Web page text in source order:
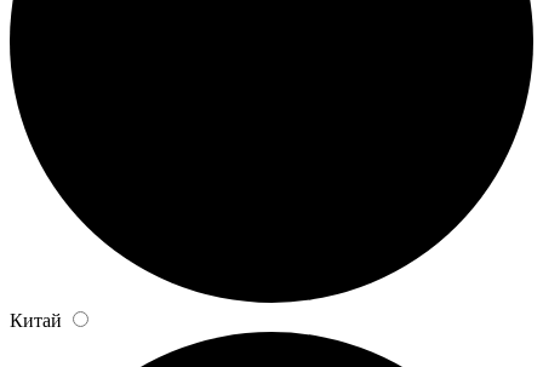
Китай